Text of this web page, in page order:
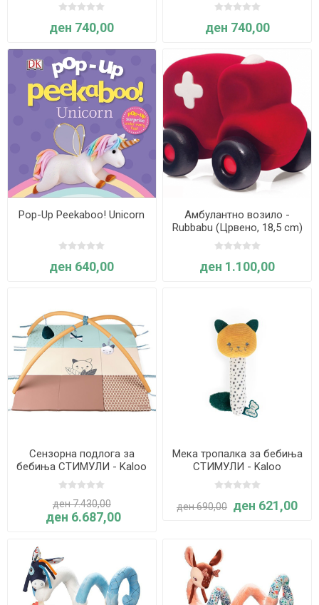
ден 740,00 ден 740,00
Pop-Up Peekaboo! Unicorn
ден 640,00
Амбулантно возило -
Rubbabu (Црвено, 18,5 cm)
Возрaст: 1 г+
ден 1.100,00
Сензорна подлога за
бебиња СТИМУЛИ - Kaloo
ден 7.430,00
ден 6.687,00
Мека тропалка за бебиња
СТИМУЛИ - Kaloo
ден 690,00 ден 621,00